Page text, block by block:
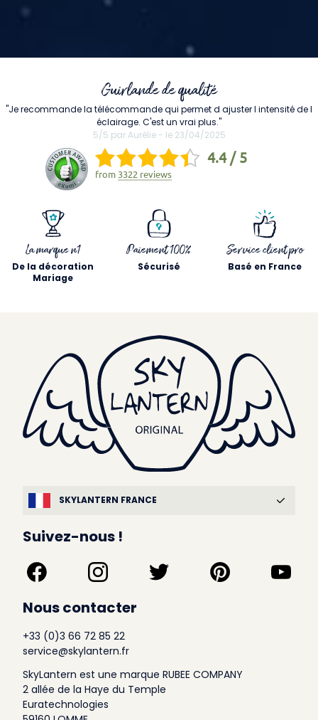
La marque n1
De la décoration
Mariage
Paiement 100%
Sécurisé
Service client pro
Basé en France
Guirlande de qualité
"Je recommande la télécommande qui permet d ajuster l intensité de l
éclairage. C'est un vrai plus."
5/5 par Aurélie - le 23/04/2025
4.4 / 5
from 3322 reviews
SKYLANTERN FRANCE
Suivez-nous !
Nous contacter
+33 (0)3 66 72 85 22
service@skylantern.fr
SkyLantern est une marque RUBEE COMPANY
2 allée de la Haye du Temple
Euratechnologies